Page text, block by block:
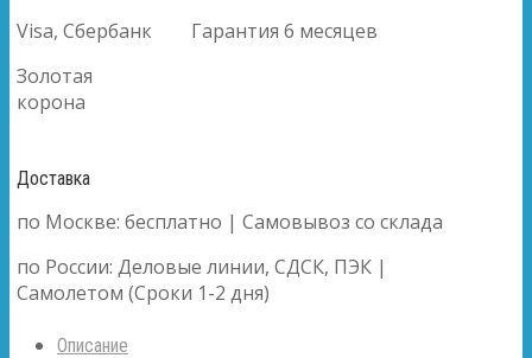
Visa, Сбербанк
Золотая
корона
Гарантия 6 месяцев
Доставка
по Москве: бесплатно | Самовывоз со склада
по России: Деловые линии, СДСК, ПЭК |
Самолетом (Сроки 1-2 дня)
Описание